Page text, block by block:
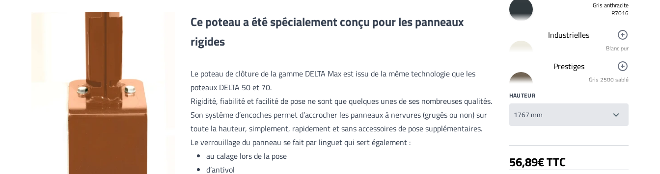
Ce poteau a été spécialement conçu pour les panneaux
rigides
Le poteau de clôture de la gamme DELTA Max est issu de la même technologie que les
poteaux DELTA 50 et 70.
Rigidité, fiabilité et facilité de pose ne sont que quelques unes de ses nombreuses qualités.
Son système d’encoches permet d’accrocher les panneaux à nervures (grugés ou non) sur
toute la hauteur, simplement, rapidement et sans accessoires de pose supplémentaires.
Le verrouillage du panneau se fait par linguet qui sert également :
au calage lors de la pose
d’antivol
Gris anthracite
R7016
Industrielles
Blanc pur
Noir foncé
R9005
R1023
Rouge clair brillant
R3020
Prestiges
Gris 2500 sablé
Bronze 2525
YW283F
Brun 2650 Sablé
HAUTEUR
56,89€ TTC